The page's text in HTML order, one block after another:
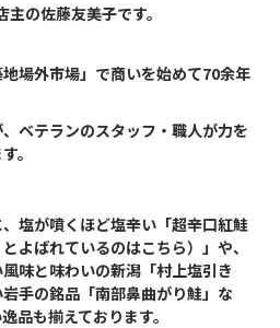
主の佐藤友美子です。
場外市場」で商いを始めて70余年
ベテランのスタッフ・職人が力を
。
塩が噴くほど塩辛い「超辛口紅鮭
よばれているのはこちら）」や、
味と味わいの新潟「村上塩引き
手の銘品「南部鼻曲がり鮭」な
品も揃えております。